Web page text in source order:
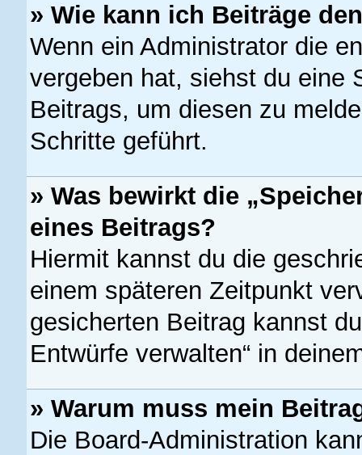
» Wie kann ich Beiträge
Wenn ein Administrator die
vergeben hat, siehst du eine
Beitrags, um diesen zu
Schritte geführt.
» Was bewirkt die
eines Beitrags?
Hiermit kannst du die
einem späteren Zeitpunkt
gesicherten Beitrag kannst
Entwürfe verwalten“ in
» Warum muss mein
Die Board-Administration